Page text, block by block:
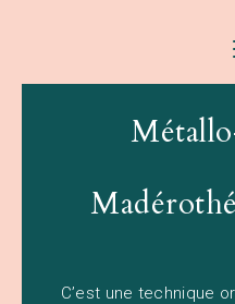
C’est une technique